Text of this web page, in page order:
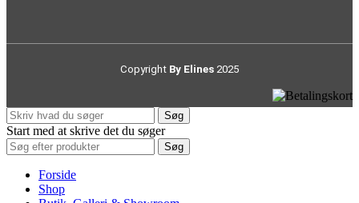
Copyright By Elines 2025
Søg
Start med at skrive det du søger
Søg
Forside
Shop